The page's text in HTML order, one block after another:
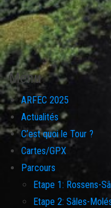
Menu
ARFEC 2025
Actualités
C’est quoi le Tour ?
Cartes/GPX
Parcours
Etape 1: Rossens-
Etape 2: Sâles-